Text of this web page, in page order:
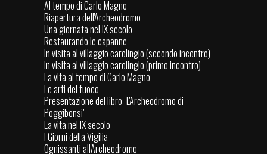
Al tempo di Carlo Magno
Riapertura dell'Archeodromo
Una giornata nel IX secolo
Restaurando le capanne
In visita al villaggio carolingio (secondo incontro)
In visita al villaggio carolingio (primo incontro)
La vita al tempo di Carlo Magno
Le arti del fuoco
Presentazione del libro "L'Archeodromo di
Poggibonsi"
La vita nel IX secolo
I Giorni della Vigilia
Ognissanti all'Archeodromo